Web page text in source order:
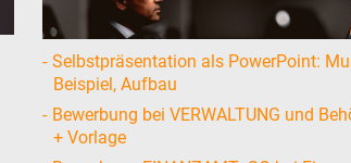
Selbstpräsentation als PowerPoint:
Beispiel, Aufbau
Bewerbung bei VERWALTUNG und
+ Vorlage